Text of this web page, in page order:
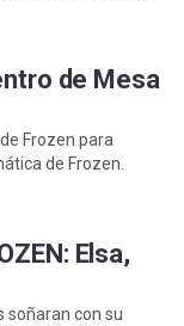
de Mesa
Frozen para
de Frozen.
Elsa,
soñaran con su